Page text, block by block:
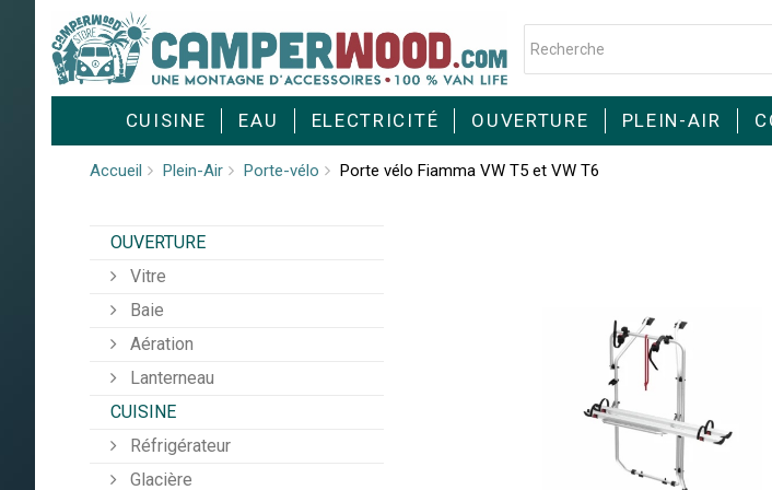
CUISINE EAU ELECTRICITÉ OUVERTURE PLEIN-AIR
Accueil Plein-Air Porte-vélo Porte vélo Fiamma VW T5 et VW T6
OUVERTURE
Vitre
Baie
Aération
Lanterneau
CUISINE
Réfrigérateur
Glacière
Cookies management panel